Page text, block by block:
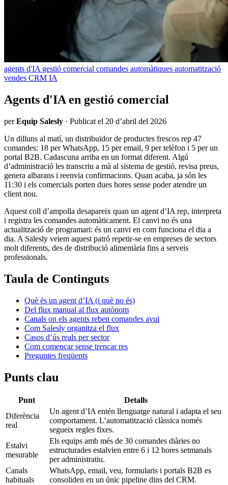
agents d'IA gestió comercial comandes automàtiques automatització
vendes CRM IA
Agents d'IA en gestió comercial
perEquip Salesly · Publicat el 20 d’abril del 2026
Un dilluns al matí, un distribuïdor de productes frescos rep 47
comandes: 18 per WhatsApp, 15 per email, 9 per telèfon i 5 per un
portal B2B. Cadascuna arriba en un format diferent. Algú
d’administració les transcriu a mà al sistema de gestió, revisa preus,
genera albarans i reenvia confirmacions. Quan acaba, ja són les
11:30 i els comercials porten dues hores sense poder atendre un
client nou.
Aquest coll d’ampolla desapareix quan un agent d’IA rep, interpreta
i registra les comandes automàticament. El canvi no és una
actualització de programari: és un canvi en com funciona el dia a
dia. A Salesly veiem aquest patró repetir-se en empreses de sectors
molt diferents, des de distribució alimentària fins a serveis
professionals.
Taula de Continguts
Què és un agent d’IA (i què no és)
Del flux manual al flux autònom
Canals on els agents reben comandes avui
Com Salesly organitza el flux
Casos d’ús reals per sector
Com començar sense trencar res
Preguntes freqüents
Punts clau
Punt
Detalls
Diferència
real
Un agent d’IA entén llenguatge natural i adapta el seu
comportament. L’automatització clàssica només
segueix regles fixes.
Estalvi
mesurable
Els equips amb més de 30 comandes diàries no
estructurades estalvien entre 6 i 12 hores setmanals
per administratiu.
Canals
habituals
WhatsApp, email, veu, formularis i portals B2B es
consoliden en un únic pipeline dins del CRM.